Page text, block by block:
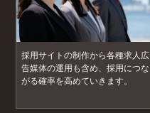
採用サイトの制作から各種求人広
告媒体の運用も含め、採用につな
がる確率を高めていきます。